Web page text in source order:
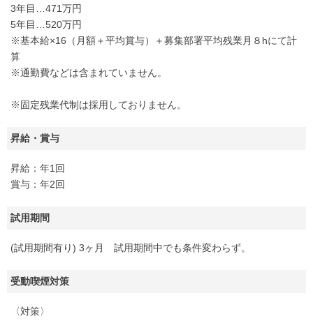
3年目…471万円
5年目…520万円
※基本給×16（月額＋平均賞与）＋募集部署平均残業月８hにて計
算
※通勤費などは含まれていません。
※固定残業代制は採用しておりません。
昇給・賞与
昇給：年1回
賞与：年2回
試用期間
(試用期間有り) 3ヶ月 試用期間中でも条件変わらず。
受動喫煙対策
〈対策〉